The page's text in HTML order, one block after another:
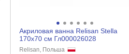
Акриловая ванна Relisan Stella
170х70 см Гл000026028
Relisan, Польша